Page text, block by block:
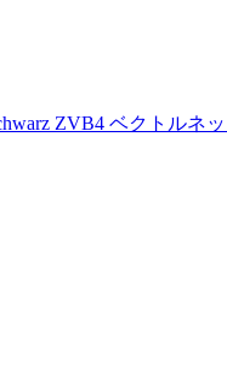
ZVB4 ベクトルネ